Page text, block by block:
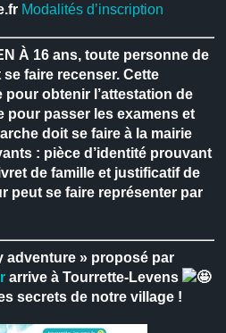
Modalités d’inscription
À 16 ans, toute personne de
faire recenser. Cette
obtenir l’attestation de
pour passer les examens et
doit se faire à la mairie
: pièce d’identité prouvant
de famille et justificatif de
peut se faire représenter par
adventure » proposé par
arrive à Tourrette-Levens
secrets de notre village !